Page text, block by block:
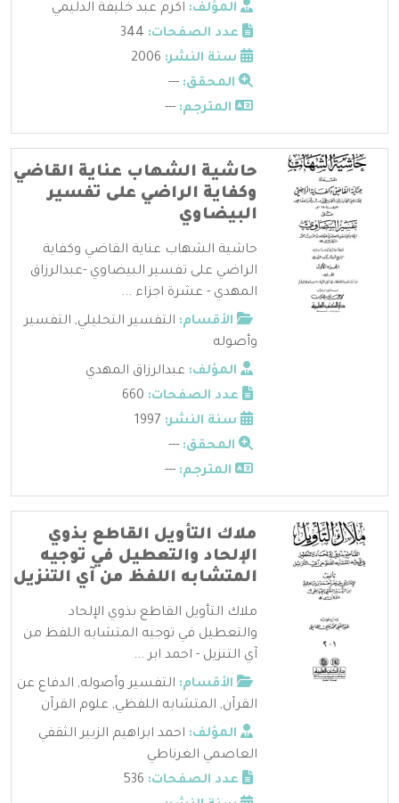
المؤلف: اكرم عبد خليفة الدليمي
عدد الصفحات:
سنة النشر:
المحقق: ---
المترجم: ---
حاشية الشهاب عناية القاضي
وكفاية الراضي على تفسير
البيضاوي
حاشية الشهاب عناية القاضي وكفاية
الراضي على تفسير البيضاوي -عبدالرزاق
المهدي - عشرة اجزاء ...
الأقسام: التفسير التحليلي, التفسير
وأصوله
المؤلف: عبدالرزاق المهدي
عدد الصفحات:
سنة النشر:
المحقق: ---
المترجم: ---
ملاك التأويل القاطع بذوي
الإلحاد والتعطيل في توجيه
المتشابه اللفظ من آي التنزيل
ملاك التأويل القاطع بذوي الإلحاد
والتعطيل في توجيه المتشابه اللفظ من
آي التنزيل - احمد ابر ...
الأقسام: التفسير وأصوله, الدفاع عن
القرآن, المتشابه اللفظي, علوم القرآن
المؤلف: احمد ابراهيم الزبير الثقفي
العاصمي الغرناطي
عدد الصفحات: